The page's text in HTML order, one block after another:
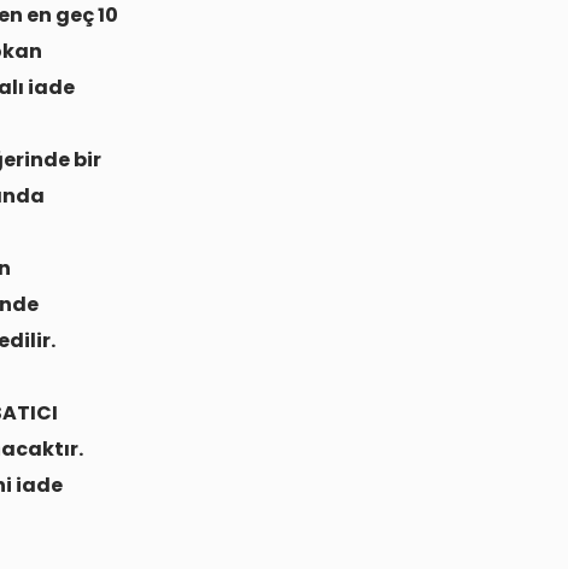
en geç 10
iade
bir
iade